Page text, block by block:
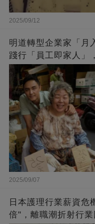
2025/09/12
明道轉型企業家「月
踐行「員工即家人」
闆的福報
2025/09/07
日本護理行業薪資危
倍"，離職潮折射行業